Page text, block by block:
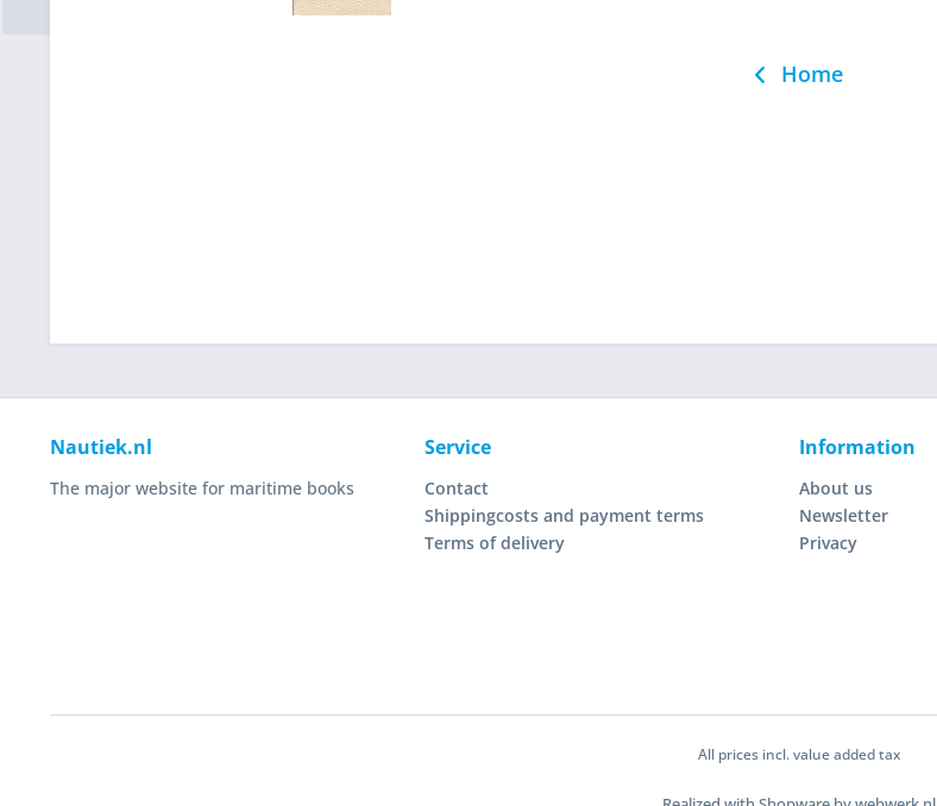
Home
Nautiek.nl
The major website for maritime books
Service
Contact
Shippingcosts and payment terms
Terms of delivery
Information
About us
Newsletter
Privacy
All prices incl. value added tax